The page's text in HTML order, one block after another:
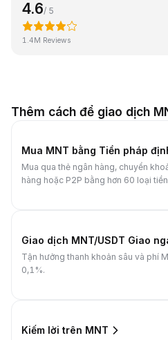
4.6/ 5
1.4M Reviews
Thêm cách để giao dịch
Mua MNT bằng Tiền pháp
Mua qua thẻ ngân hàng, chuyển
hàng hoặc P2P bằng hơn 60 loại
Giao dịch MNT/USDT Giao
Tận hưởng thanh khoản sâu và phí
0,1%.
Kiếm lời trên MNT